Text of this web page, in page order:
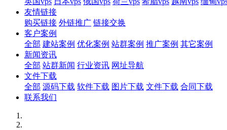
友情链接
购买链接 外链推广 链接交换
客户案例
全部 建站案例 优化案例 站群案例 推广案例 其它案例
新闻资讯
全部 站群新闻 行业资讯 网址导航
文件下载
全部 源码下载 软件下载 图片下载 文件下载 合同下载
联系我们